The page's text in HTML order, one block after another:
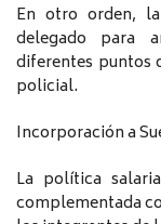
En otro orden,
delegado para
diferentes puntos
policial.
Incorporación a
La política
complementada